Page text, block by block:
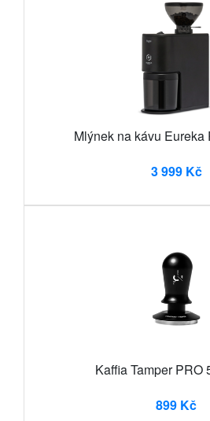
Mlýnek na kávu Eureka
3 999 Kč
Kaffia Tamper PRO
899 Kč